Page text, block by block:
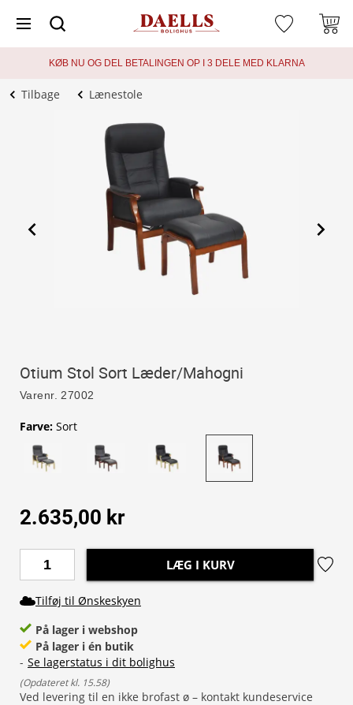
KØB NU OG DEL BETALINGEN OP I 3 DELE MED KLARNA
Tilbage Lænestole
Otium Stol Sort Læder/Mahogni
Varenr. 27002
Farve: Sort
2.635,00 kr
LÆG I KURV
Tilføj til Ønskeskyen
På lager i webshop
På lager i én butik
- Se lagerstatus i dit bolighus
(Opdateret kl. 15.58)
Ved levering til en ikke brofast ø – kontakt kundeservice